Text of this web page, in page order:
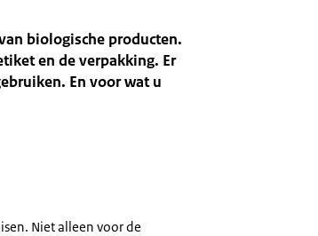
biologische producten.
en de verpakking. Er
En voor wat u
Niet alleen voor de